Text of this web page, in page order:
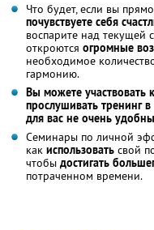
Что будет, если вы
почувствуете себя
воспарите над текущей
откроются огромные
необходимое
гармонию.
Вы можете участвовать
прослушивать тренинг
для вас не очень
Семинары по личной
как использовать свой
чтобы достигать
потраченном времени.